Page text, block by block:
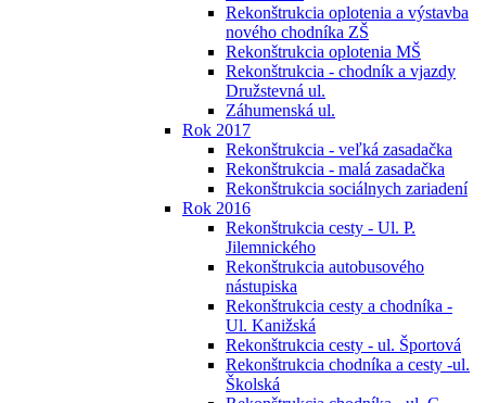
Rekonštrukcia oplotenia a výstavba
nového chodníka ZŠ
Rekonštrukcia oplotenia MŠ
Rekonštrukcia - chodník a vjazdy
Družstevná ul.
Záhumenská ul.
Rok 2017
Rekonštrukcia - veľká zasadačka
Rekonštrukcia - malá zasadačka
Rekonštrukcia sociálnych zariadení
Rok 2016
Rekonštrukcia cesty - Ul. P.
Jilemnického
Rekonštrukcia autobusového
nástupiska
Rekonštrukcia cesty a chodníka -
Ul. Kanižská
Rekonštrukcia cesty - ul. Športová
Rekonštrukcia chodníka a cesty -ul.
Školská